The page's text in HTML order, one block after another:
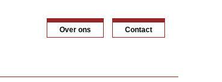
Contact
Over ons